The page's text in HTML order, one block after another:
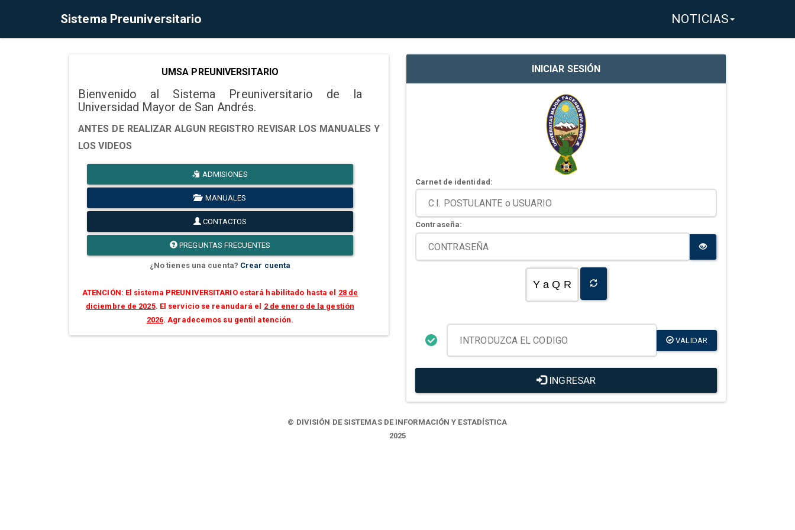
Sistema Preuniversitario NOTICIAS
UMSA PREUNIVERSITARIO
Bienvenido al Sistema Preuniversitario de la
Universidad Mayor de San Andrés.
ANTES DE REALIZAR ALGUN REGISTRO REVISAR LOS MANUALES Y
LOS VIDEOS
ADMISIONES
MANUALES
CONTACTOS
PREGUNTAS FRECUENTES
¿No tienes una cuenta? Crear cuenta
ATENCIÓN: El sistema PREUNIVERSITARIO estará habilitado hasta el 28 de
diciembre de 2025. El servicio se reanudará el 2 de enero de la gestión
2026. Agradecemos su gentil atención.
INICIAR SESIÓN
Carnet de identidad:
Contraseña:
Y a Q R
VALIDAR
INGRESAR
© DIVISIÓN DE SISTEMAS DE INFORMACIÓN Y ESTADÍSTICA
2025